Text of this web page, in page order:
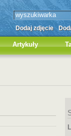
Dodaj zdjęcie
Artykuły